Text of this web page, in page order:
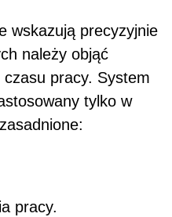
wskazują precyzyjnie
należy objąć
pracy. System
tylko w
pracy.